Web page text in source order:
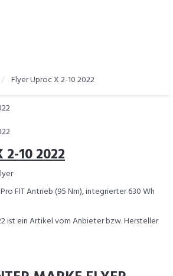
Flyer Uproc X 2-10 2022
10 2022
FIT Antrieb (95 Nm), integrierter 630 Wh
ist ein Artikel vom Anbieter bzw. Hersteller